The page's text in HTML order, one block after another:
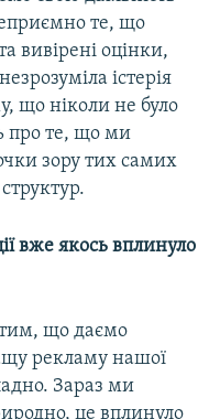
те, що
вивірені оцінки,
істерія
що ніколи не було
про те, що ми
зору тих самих
вже якось вплинуло
тим, що даємо
рекламу нашої
Зараз ми
це вплинуло